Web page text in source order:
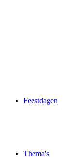
Feestdagen
Thema's